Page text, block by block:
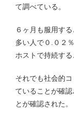
て調べている。
６ヶ月も服用す
多い人で０.０２
ホストで持続する
それでも社会的
ていることが確
とが確認された。